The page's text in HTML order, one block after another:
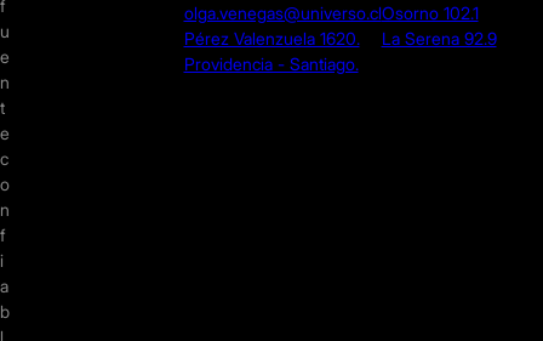
f
u
e
n
t
e
c
o
n
f
i
a
b
l
olga.venegas@universo.cl
Pérez Valenzuela 1620.
Providencia - Santiago.
Osorno 102.1
La Serena 92.9